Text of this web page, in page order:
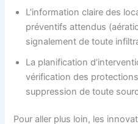
L’information claire des
préventifs attendus
signalement de toute
La planification
vérification des
suppression de toute
Pour aller plus loin, les